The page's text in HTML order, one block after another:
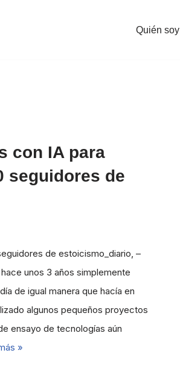
Quién soy
con IA para
seguidores de
de estoicismo_diario, –
unos 3 años simplemente
de igual manera que hacía en
algunos pequeños proyectos
ensayo de tecnologías aún
»